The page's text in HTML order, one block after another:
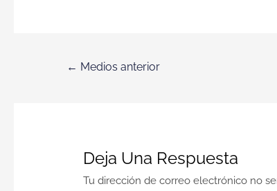
← Medios anterior
Deja Una Respuesta
Tu dirección de correo electrónico no